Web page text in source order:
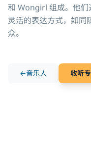
和 Wongirl 组成。他们
灵活的表达方式，如同
众。
←音乐人 收听